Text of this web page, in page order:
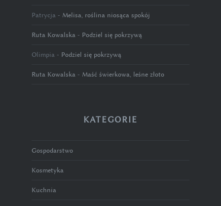
Patrycja - Melisa, roślina niosąca spokój
Ruta Kowalska- Podziel się pokrzywą
Olimpia - Podziel się pokrzywą
Ruta Kowalska- Maść świerkowa, leśne złoto
KATEGORIE
Gospodarstwo
Kosmetyka
Kuchnia